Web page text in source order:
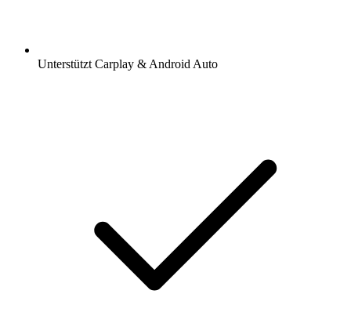
Unterstützt Carplay & Android Auto